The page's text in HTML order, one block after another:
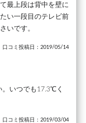
最上段は背中を壁に
い一段目のテレビ前
いです。
口コミ投稿日：2019/05/14
。いつでも17.3℃く
口コミ投稿日：2019/03/04